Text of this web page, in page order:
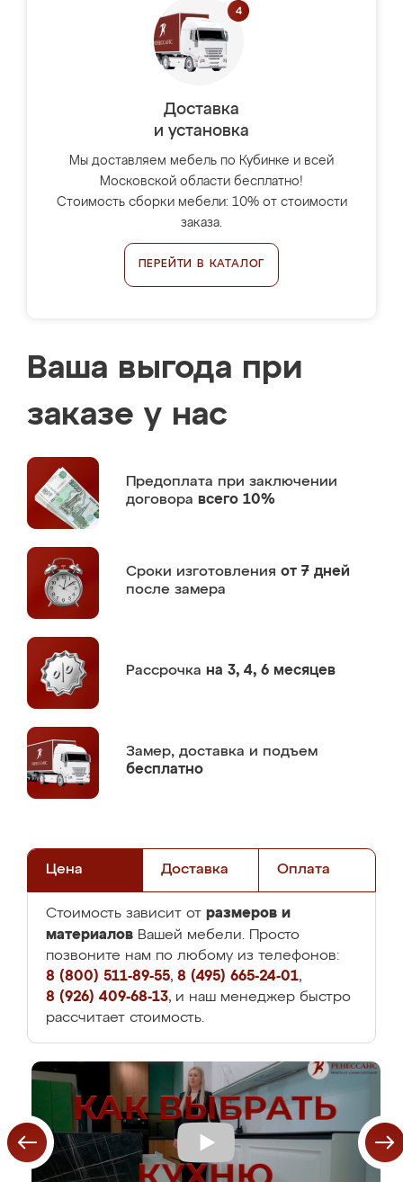
Доставка
и установка
Мы доставляем мебель по Кубинке и всей
Московской области бесплатно!
Стоимость сборки мебели: 10% от стоимости
заказа.
ПЕРЕЙТИ В КАТАЛОГ
Ваша выгода при
заказе у нас
Предоплата при заключении
договора всего 10%
Сроки изготовления от 7 дней
после замера
Рассрочка на 3, 4, 6 месяцев
Замер, доставка и подъем
бесплатно
Цена Доставка Оплата
Стоимость зависит от размеров и
материалов Вашей мебели. Просто
позвоните нам по любому из телефонов:
8 (800) 511-89-55, 8 (495) 665-24-01,
8 (926) 409-68-13, и наш менеджер быстро
рассчитает стоимость.